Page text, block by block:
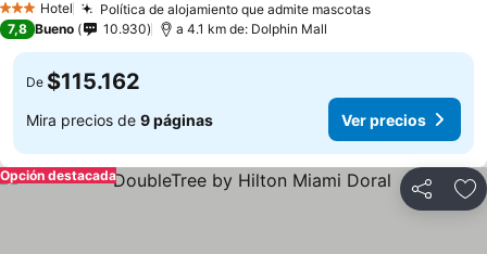
3 Estrellas
Hotel Política de alojamiento que admite mascotasVer precios
Ver precios
7,8 Bueno 10.930 a 4.1 km de: Dolphin Mall
De $115.162
Mira precios de 9 páginas Ver precios
Compartir
Opción destacada